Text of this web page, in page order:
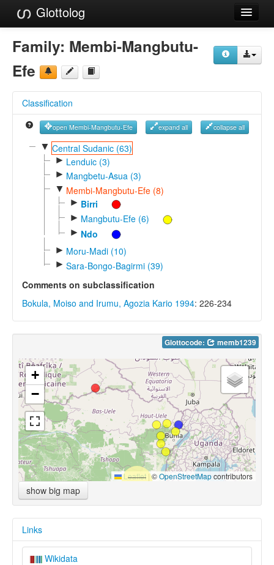
Glottolog
Languages
Families
References
Reference Search
GlottoScope
Family: Membi-Mangbutu-
Efe
Classification
open Membi-Mangbutu-Efe expand all collapse all
▼ Central Sudanic (63)
► Lenduic (3)
► Mangbetu-Asua (3)
▼ Membi-Mangbutu-Efe (8)
► Birri
► Mangbutu-Efe (6)
► Ndo
► Moru-Madi (10)
► Sara-Bongo-Bagirmi (39)
Comments on subclassification
Bokula, Moiso and Irumu, Agozia Kario 1994: 226-234
Glottocode: memb1239
+
−
Leaflet |©OpenStreetMapcontributors
show big map
Links
Wikidata